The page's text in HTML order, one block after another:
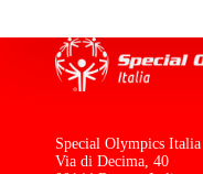
Special Olympics Italia
Via di Decima, 40